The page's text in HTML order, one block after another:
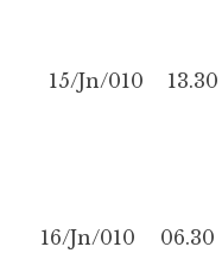
15/Jn/010 13.30
16/Jn/010 06.30